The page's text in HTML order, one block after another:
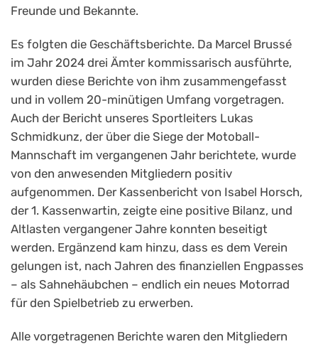
Freunde und Bekannte.
Es folgten die Geschäftsberichte. Da Marcel Brussé
im Jahr 2024 drei Ämter kommissarisch ausführte,
wurden diese Berichte von ihm zusammengefasst
und in vollem 20-minütigen Umfang vorgetragen.
Auch der Bericht unseres Sportleiters Lukas
Schmidkunz, der über die Siege der Motoball-
Mannschaft im vergangenen Jahr berichtete, wurde
von den anwesenden Mitgliedern positiv
aufgenommen. Der Kassenbericht von Isabel Horsch,
der 1. Kassenwartin, zeigte eine positive Bilanz, und
Altlasten vergangener Jahre konnten beseitigt
werden. Ergänzend kam hinzu, dass es dem Verein
gelungen ist, nach Jahren des finanziellen Engpasses
– als Sahnehäubchen – endlich ein neues Motorrad
für den Spielbetrieb zu erwerben.
Alle vorgetragenen Berichte waren den Mitgliedern